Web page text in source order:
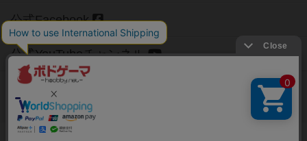
公式Facebook
公式YouTubeチャンネル